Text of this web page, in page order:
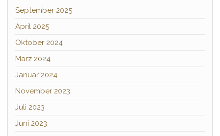
September 2025
April 2025
Oktober 2024
März 2024
Januar 2024
November 2023
Juli 2023
Juni 2023